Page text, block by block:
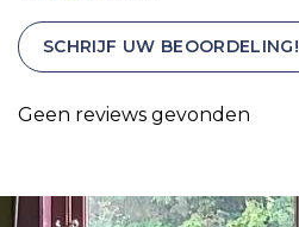
SCHRIJF UW BEOORDELING!
Geen reviews gevonden